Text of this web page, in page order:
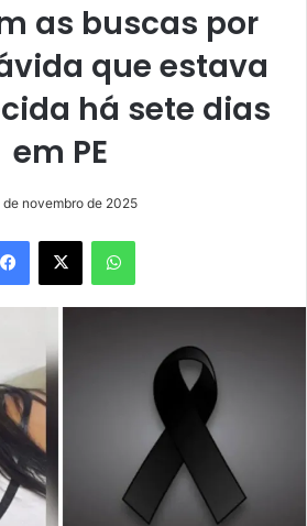
as buscas por
que estava
há sete dias
em PE
de novembro de 2025
Facebook
X WhatsApp